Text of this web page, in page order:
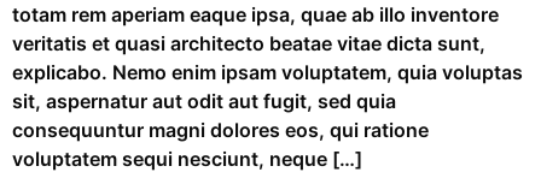
totam rem aperiam eaque ipsa, quae ab illo inventore
veritatis et quasi architecto beatae vitae dicta sunt,
explicabo. Nemo enim ipsam voluptatem, quia voluptas
sit, aspernatur aut odit aut fugit, sed quia
consequuntur magni dolores eos, qui ratione
voluptatem sequi nesciunt, neque […]